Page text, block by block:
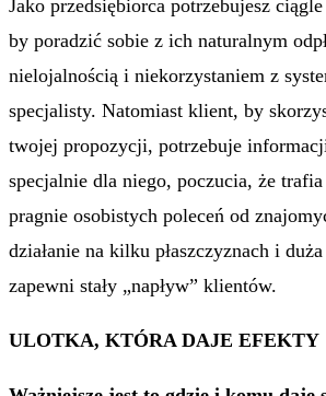
Jako przedsiębiorca potrzebujesz
by poradzić sobie z ich naturalnym
nielojalnością i niekorzystaniem z
specjalisty. Natomiast klient, by
twojej propozycji, potrzebuje
specjalnie dla niego, poczucia, że trafia
pragnie osobistych poleceń od
działanie na kilku płaszczyznach i
zapewni stały „napływ” klientów.
ULOTKA, KTÓRA DAJE EFEKTY